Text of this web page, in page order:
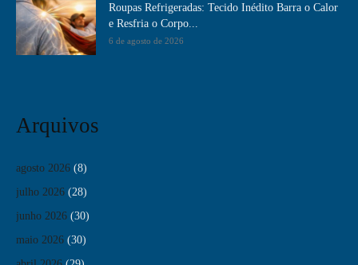
Roupas Refrigeradas: Tecido Inédito Barra o Calor
e Resfria o Corpo...
6 de agosto de 2026
Arquivos
agosto 2026 (8)
julho 2026 (28)
junho 2026 (30)
maio 2026 (30)